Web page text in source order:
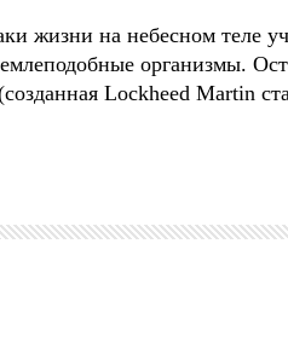
жизни на небесном теле
организмы.
Lockheed Martin